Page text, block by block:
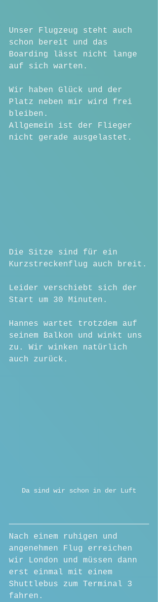
Unser Flugzeug steht auch
schon bereit und das
Boarding lässt nicht lange
auf sich warten.
Wir haben Glück und der
Platz neben mir wird frei
bleiben.
Allgemein ist der Flieger
nicht gerade ausgelastet.
Die Sitze sind für ein
Kurzstreckenflug auch breit.
Leider verschiebt sich der
Start um 30 Minuten.
Hannes wartet trotzdem auf
seinem Balkon und winkt uns
zu. Wir winken natürlich
auch zurück.
Da sind wir schon in der Luft
Nach einem ruhigen und
angenehmen Flug erreichen
wir London und müssen dann
erst einmal mit einem
Shuttlebus zum Terminal 3
fahren.